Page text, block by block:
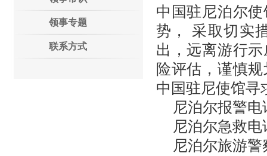
领事专题
联系方式
中国驻尼泊尔
势， 采取切实
出，远离游行
险评估，谨慎
中国驻尼使馆寻
尼泊尔报警电
尼泊尔急救电
尼泊尔旅游